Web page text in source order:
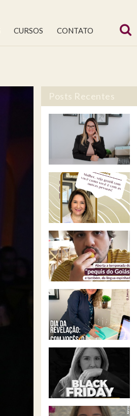
CURSOS CONTATO
Posts Recentes